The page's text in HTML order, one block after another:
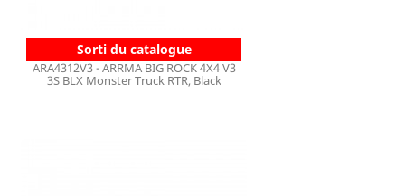
Sorti du catalogue
ARA4312V3 - ARRMA BIG ROCK 4X4 V3
3S BLX Monster Truck RTR, Black